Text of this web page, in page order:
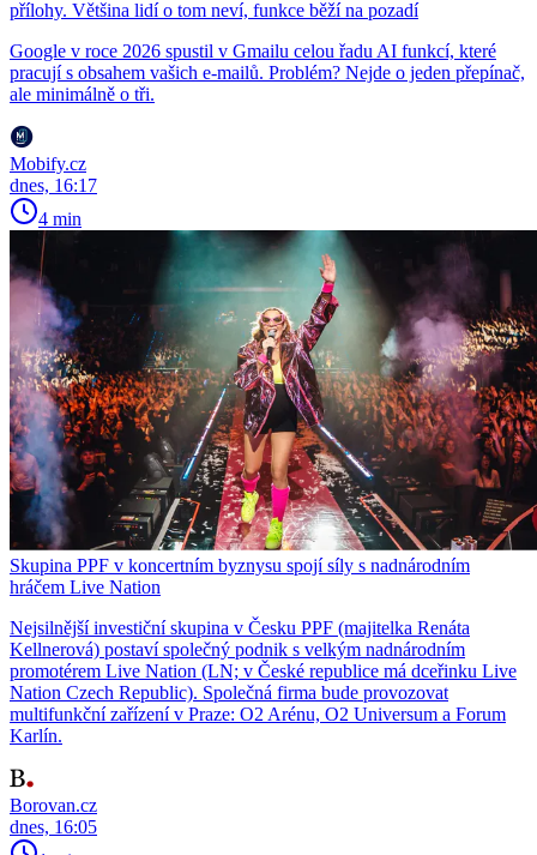
přílohy. Většina lidí o tom neví, funkce běží na pozadí
Google v roce 2026 spustil v Gmailu celou řadu AI funkcí, které
pracují s obsahem vašich e-mailů. Problém? Nejde o jeden přepínač,
ale minimálně o tři.
Mobify.cz
dnes, 16:17
4 min
Skupina PPF v koncertním byznysu spojí síly s nadnárodním
hráčem Live Nation
Nejsilnější investiční skupina v Česku PPF (majitelka Renáta
Kellnerová) postaví společný podnik s velkým nadnárodním
promotérem Live Nation (LN; v České republice má dceřinku Live
Nation Czech Republic). Společná firma bude provozovat
multifunkční zařízení v Praze: O2 Arénu, O2 Universum a Forum
Karlín.
Borovan.cz
dnes, 16:05